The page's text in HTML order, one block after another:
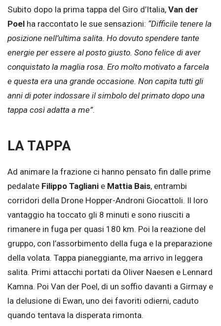
Subito dopo la prima tappa del Giro d’Italia, Van der
Poel ha raccontato le sue sensazioni: “Difficile tenere la
posizione nell’ultima salita. Ho dovuto spendere tante
energie per essere al posto giusto. Sono felice di aver
conquistato la maglia rosa. Ero molto motivato a farcela
e questa era una grande occasione. Non capita tutti gli
anni di poter indossare il simbolo del primato dopo una
tappa così adatta a me”.
LA TAPPA
Ad animare la frazione ci hanno pensato fin dalle prime
pedalate Filippo Tagliani e Mattia Bais, entrambi
corridori della Drone Hopper-Androni Giocattoli. Il loro
vantaggio ha toccato gli 8 minuti e sono riusciti a
rimanere in fuga per quasi 180 km. Poi la reazione del
gruppo, con l’assorbimento della fuga e la preparazione
della volata. Tappa pianeggiante, ma arrivo in leggera
salita. Primi attacchi portati da Oliver Naesen e Lennard
Kamna. Poi Van der Poel, di un soffio davanti a Girmay e
la delusione di Ewan, uno dei favoriti odierni, caduto
quando tentava la disperata rimonta.